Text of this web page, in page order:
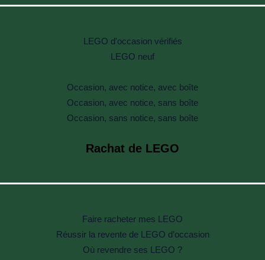
LEGO d'occasion vérifiés
LEGO neuf
Occasion, avec notice, avec boîte
Occasion, avec notice, sans boîte
Occasion, sans notice, sans boîte
Rachat de LEGO
Faire racheter mes LEGO
Réussir la revente de LEGO d’occasion
Où revendre ses LEGO ?